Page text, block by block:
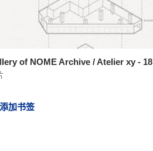
of NOME Archive / Atelier xy - 18
加书签